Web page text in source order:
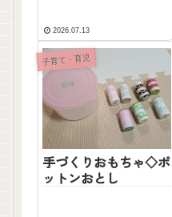
2026.07.13
子育て・育児
手づくりおもちゃ◇ポ
ットンおとし